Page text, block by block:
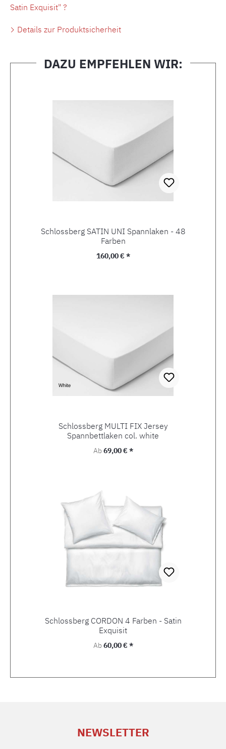
Satin Exquisit" ?
Details zur Produktsicherheit
DAZU EMPFEHLEN WIR:
Schlossberg SATIN UNI Spannlaken - 48
Farben
Regulärer Preis:
160,00 € *
Schlossberg MULTI FIX Jersey
Spannbettlaken col. white
Regulärer Preis:
Ab69,00 € *
Schlossberg CORDON 4 Farben - Satin
Exquisit
Regulärer Preis:
Ab60,00 € *
NEWSLETTER